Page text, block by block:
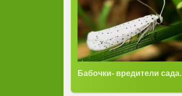
Бабочки- вредители сада.